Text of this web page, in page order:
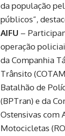
da população
públicos”,
AIFU –
operação
da Companhia
Trânsito
Batalhão de
(BPTran) e da
Ostensivas com
Motocicletas